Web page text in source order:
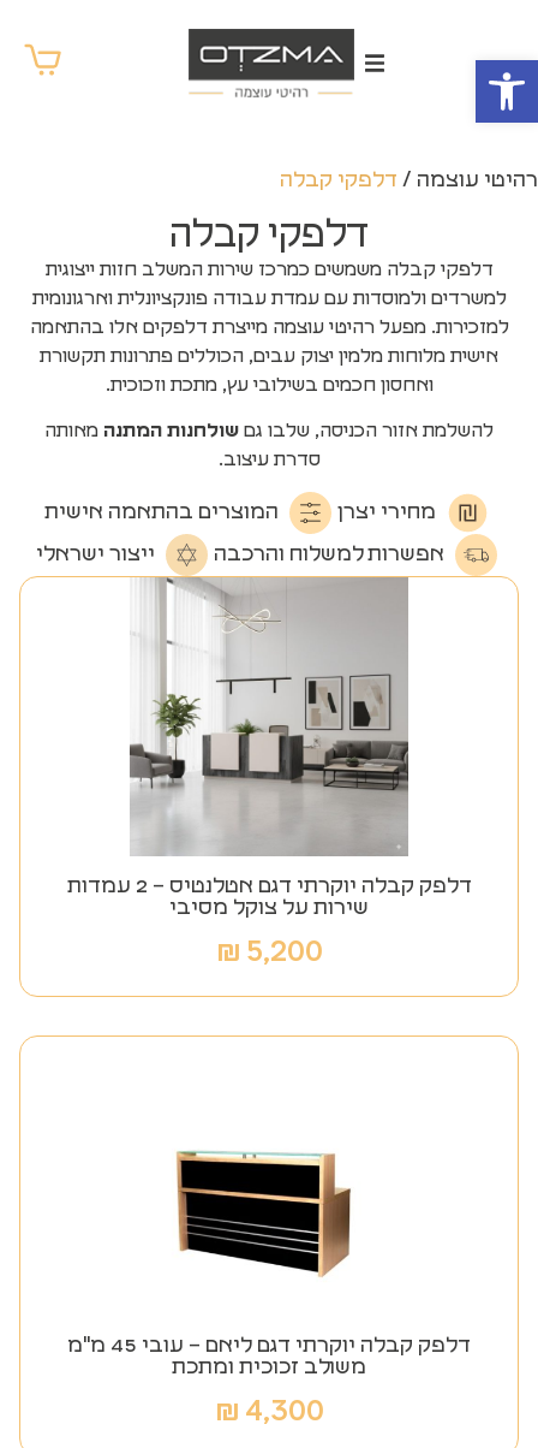
פתח סרגל נגישות
רהיטי עוצמה / דלפקי קבלה
דלפקי קבלה
דלפקי קבלה משמשים כמרכז שירות המשלב חזות ייצוגית
למשרדים ולמוסדות עם עמדת עבודה פונקציונלית וארגונומית
למזכירות. מפעל רהיטי עוצמה מייצרת דלפקים אלו בהתאמה
אישית מלוחות מלמין יצוק עבים, הכוללים פתרונות תקשורת
ואחסון חכמים בשילובי עץ, מתכת וזכוכית.
להשלמת אזור הכניסה, שלבו גם שולחנות המתנה מאותה
סדרת עיצוב.
מחירי יצרן
המוצרים בהתאמה אישית
אפשרות למשלוח והרכבה
ייצור ישראלי
דלפק קבלה יוקרתי דגם אטלנטיס – 2 עמדות
שירות על צוקל מסיבי
5,200
₪
דלפק קבלה יוקרתי דגם ליאם – עובי 45 מ"מ
משולב זכוכית ומתכת
4,300
₪